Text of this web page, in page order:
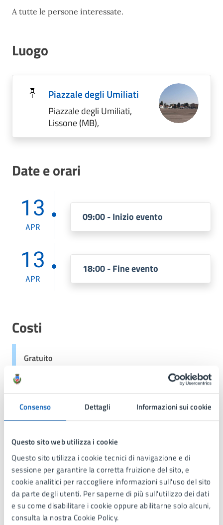
Consenso Dettagli Informazioni sui cookie
Questo sito web utilizza i cookie
Questo sito utilizza i cookie tecnici di navigazione e di
sessione per garantire la corretta fruizione del sito, e
cookie analitici per raccogliere informazioni sull'uso del sito
da parte degli utenti. Per saperne di più sull'utilizzo dei dati
e su come disabilitare i cookie oppure abilitarne solo alcuni,
consulta la nostra Cookie Policy.
A tutte le persone interessate.
Luogo
Piazzale degli Umiliati
Piazzale degli Umiliati,
Lissone (MB),
Date e orari
13
APR
09:00 - Inizio evento
13
APR
18:00 - Fine evento
Costi
Gratuito
Contatti
Servizi allo Sport
Telefono:039 73971
E-mail:sport@comune.lissone.mb.it
PEC:pec@comunedilissone.it